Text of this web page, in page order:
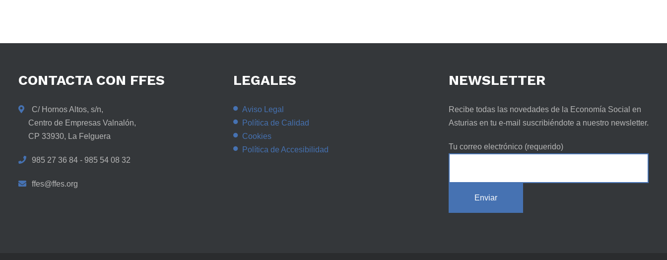
CONTACTA CON FFES
C/ Hornos Altos, s/n,
Centro de Empresas Valnalón,
CP 33930, La Felguera
985 27 36 84 - 985 54 08 32
ffes@ffes.org
LEGALES
Aviso Legal
Política de Calidad
Cookies
Política de Accesibilidad
NEWSLETTER
Recibe todas las novedades de la Economía Social en
Asturias en tu e-mail suscribiéndote a nuestro newsletter.
Tu correo electrónico (requerido)